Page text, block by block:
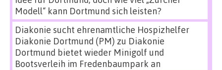
Modell“ kann Dortmund sich leisten?
Diakonie sucht ehrenamtliche Hospizhelfer
Diakonie Dortmund (PM) zu Diakonie
Dortmund bietet wieder Minigolf und
Bootsverleih im Fredenbaumpark an